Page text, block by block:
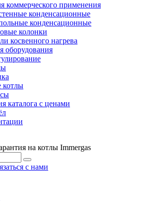
коммерческого применения
конденсационные
конденсационные
колонки
косвенного нагрева
оборудования
котлы
каталога с ценами
на котлы Immergas
с нами